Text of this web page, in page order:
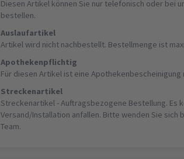
Diesen Artikel können Sie nur telefonisch oder bei
bestellen.
Auslaufartikel
Artikel wird nicht nachbestellt. Bestellmenge ist
Apothekenpflichtig
Für diesen Artikel ist eine Apothekenbescheinigung
Streckenartikel
Streckenartikel - Auftragsbezogene Bestellung. Es
Versand/Installation anfallen. Bitte wenden Sie sich
Team.